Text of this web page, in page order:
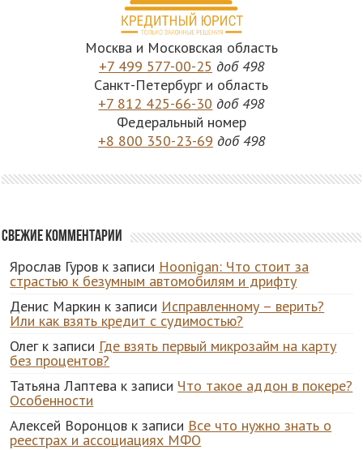
Москва и Московская область
+7 499 577-00-25 доб 498
Санкт-Петербург и область
+7 812 425-66-30 доб 498
Федеральный номер
+8 800 350-23-69 доб 498
Свежие комментарии
Ярослав Гуров к записи Hoonigan: Что стоит за
страстью к безумным автомобилям и дрифту
Денис Маркин к записи Исправленному – верить?
Или как взять кредит с судимостью?
Олегк записи Где взять первый микрозайм на карту
без процентов?
Татьяна Лаптева к записи Что такое аддон в покере?
Особенности
Алексей Воронцов к записи Все что нужно знать о
реестрах и ассоциациях МФО